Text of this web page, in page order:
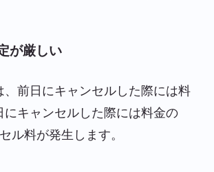
が厳しい
前日にキャンセルした際には料
にキャンセルした際には料金の
ル料が発生します。